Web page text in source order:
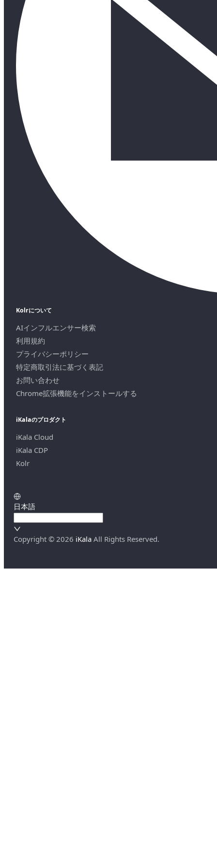
Kolrについて
AIインフルエンサー検索
利用規約
プライバシーポリシー
特定商取引法に基づく表記
お問い合わせ
Chrome拡張機能をインストールする
iKalaのプロダクト
iKala Cloud
iKala CDP
Kolr
日本語
Copyright © 2026 iKala All Rights Reserved.